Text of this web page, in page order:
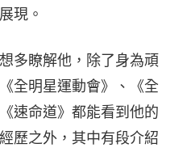
現。
多瞭解他，除了身為頑
全明星運動會》、《全
速命道》都能看到他的
歷之外，其中有段介紹